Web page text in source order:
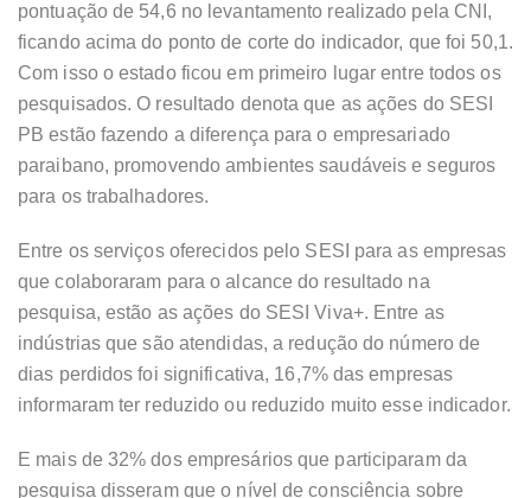
pontuação de 54,6 no levantamento realizado pela CNI,
ficando acima do ponto de corte do indicador, que foi 50,1.
Com isso o estado ficou em primeiro lugar entre todos os
pesquisados. O resultado denota que as ações do SESI
PB estão fazendo a diferença para o empresariado
paraibano, promovendo ambientes saudáveis e seguros
para os trabalhadores.
Entre os serviços oferecidos pelo SESI para as empresas
que colaboraram para o alcance do resultado na
pesquisa, estão as ações do SESI Viva+. Entre as
indústrias que são atendidas, a redução do número de
dias perdidos foi significativa, 16,7% das empresas
informaram ter reduzido ou reduzido muito esse indicador.
E mais de 32% dos empresários que participaram da
pesquisa disseram que o nível de consciência sobre